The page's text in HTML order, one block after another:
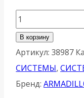
Количество
товара
Комплект
Armadillo
(Армадилло)
В корзину
Артикул: 38987
СИСТЕМЫ,
Бренд: